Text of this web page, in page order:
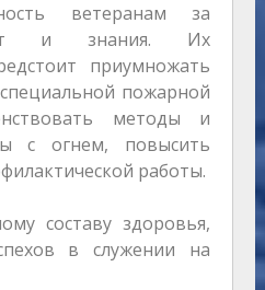
ветеранам за
и знания. Их
приумножать
пожарной
методы и
с огнем, повысить
работы.
составу здоровья,
в служении на